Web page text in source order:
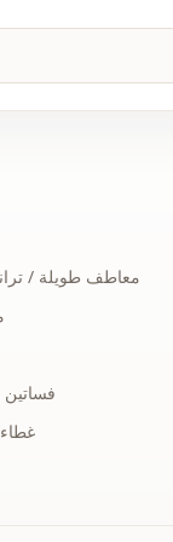
معاطف طويلة /